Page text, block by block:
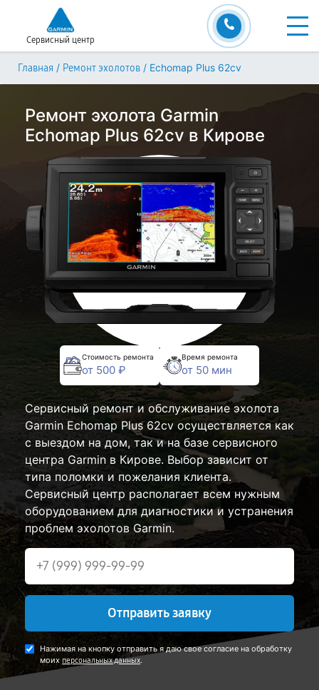
Сервисный центр
Главная / Ремонт эхолотов / Echomap Plus 62cv
Ремонт эхолота Garmin
Echomap Plus 62cv в Кирове
Стоимость ремонта
от 500 ₽
Время ремонта
от 50 мин
Сервисный ремонт и обслуживание эхолота
Garmin Echomap Plus 62cv осуществляется как
с выездом на дом, так и на базе сервисного
центра Garmin в Кирове. Выбор зависит от
типа поломки и пожелания клиента.
Сервисный центр располагает всем нужным
оборудованием для диагностики и устранения
проблем эхолотов Garmin.
Отправить заявку
Нажимая на кнопку отправить я даю свое согласие на обработку
моих персональных данных.